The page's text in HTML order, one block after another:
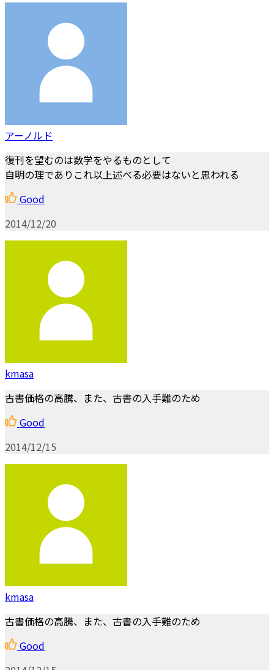
アーノルド
復刊を望むのは数学をやるものとして
自明の理でありこれ以上述べる必要はないと思われる
Good
2014/12/20
kmasa
古書価格の高騰、また、古書の入手難のため
Good
2014/12/15
kmasa
古書価格の高騰、また、古書の入手難のため
Good